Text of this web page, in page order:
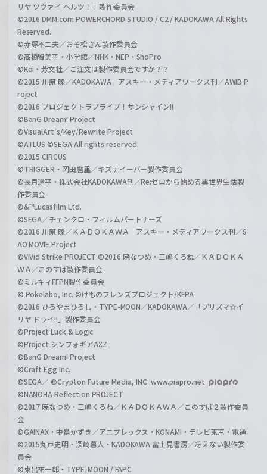
リヤ ツヴァイ ヘルツ！」製作委員会
©2016 DMM.com POWERCHORD STUDIO / C2 / KADOKAWA All Rights
Reserved.
©赤塚不二夫／おそ松さん製作委員会
©高橋留美子・小学館／NHK・NEP・ShoPro
©Koi・芳文社／ご注文は製作委員会ですか？？
©2015 川原 礫／KADOKAWA アスキー・メディアワークス刊／AWIB P
roject
©2016 プロジェクトラブライブ！サンシャイン!!
©BanG Dream! Project
©VisualArt's/Key/Rewrite Project
©ATLUS ©SEGA All rights reserved.
©2015 CIRCUS
©TRIGGER・岡田麿里／キズナイーバー製作委員会
©長月達平・株式会社KADOKAWA刊／Re:ゼロから始める異世界生活製
作委員会
©&™Lucasfilm Ltd.
©SEGA／チェンクロ・フィルムパートナーズ
©2016 川原 礫／ＫＡＤＯＫＡＷＡ アスキー・メディアワークス刊／S
AO MOVIE Project
©ViVid Strike PROJECT ©2016 暁なつめ・三嶋くろね／ＫＡＤＯＫＡ
ＷＡ／このすば製作委員会
©ミルキィFFPN製作委員会
© Pokelabo, Inc. ©けものフレンズプロジェクト/KFPA
©2016 ひろやまひろし・TYPE-MOON／KADOKAWA／「プリズマ☆イ
リヤ ドライ!!」製作委員会
©Project Luck & Logic
©Project シンフォギアAXZ
©BanG Dream! Project
©Craft Egg Inc.
©SEGA／ ©Crypton Future Media, INC. www.piapro.net
©NANOHA Reflection PROJECT
©2017 暁なつめ・三嶋くろね／ＫＡＤＯＫＡＷＡ／このすば２製作委員
会
©GAINAX・中島かずき／アニプレックス・KONAMI・テレビ東京・電通
©2015丸戸史明・深崎暮人・KADOKAWA 富士見書房／冴えない製作委
員会
©東出祐一郎・TYPE-MOON / FAPC